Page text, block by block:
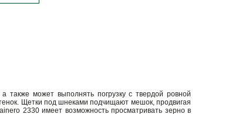
может выполнять погрузку с твердой ровной
Щетки под шнеками подчищают мешок, продвигая
2330 имеет возможность просматривать зерно в